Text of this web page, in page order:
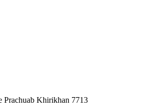
Prachuab Khirikhan 7713